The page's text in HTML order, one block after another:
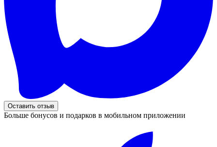
Оставить отзыв
Больше бонусов и подарков в мобильном приложении